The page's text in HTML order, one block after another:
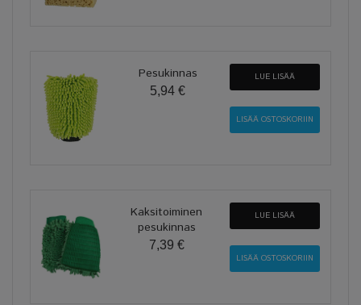
Pesukinnas
5,94 €
LUE LISÄÄ
Kaksitoiminen
pesukinnas
7,39 €
LUE LISÄÄ